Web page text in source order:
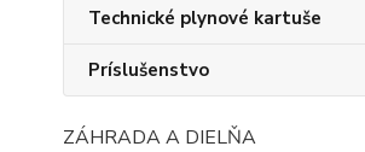
Technické plynové kartuše
Príslušenstvo
ZÁHRADA A DIELŇA